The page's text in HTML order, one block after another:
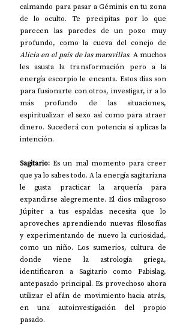
calmando para pasar a Géminis en tu zona
de lo oculto. Te precipitas por lo que
parecen las paredes de un pozo muy
Alicia en el país de las maravillas. A muchos
les asusta la transformación pero a la
energía escorpio le encanta. Estos días son
para fusionarte con otros, investigar, ir a lo
más profundo de las situaciones,
espiritualizar el sexo así como para atraer
dinero. Sucederá con potencia si aplicas la
intención.
Sagitario: Es un mal momento para creer
que ya lo sabes todo. A la energía sagitariana
le gusta practicar la arquería para
expandirse alegremente. El dios milagroso
Júpiter a tus espaldas necesita que lo
aproveches aprendiendo nuevas filosofías
y experimentando de nuevo la curiosidad,
como un niño. Los sumerios, cultura de
donde viene la astrología griega,
identificaron a Sagitario como Pabislag,
antepasado principal. Es provechoso ahora
utilizar el afán de movimiento hacia atrás,
en una autoinvestigación del propio
pasado.